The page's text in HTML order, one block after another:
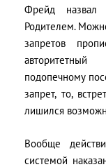
Фрейд назвал
Родителем.
запретов
подопечному
запрет, то,
лишился
Вообще
системой